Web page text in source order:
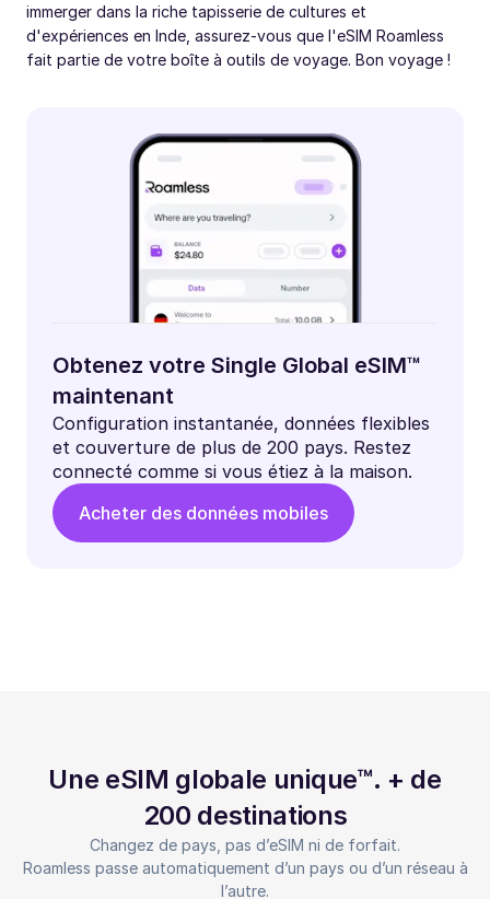
immerger dans la riche tapisserie de cultures et
d'expériences en Inde, assurez-vous que l'eSIM Roamless
fait partie de votre boîte à outils de voyage. Bon voyage !
Obtenez votre Single Global eSIM™
maintenant
Configuration instantanée, données flexibles
et couverture de plus de 200 pays. Restez
connecté comme si vous étiez à la maison.
Acheter des données mobiles
Une eSIM globale unique™. + de
200 destinations
Changez de pays, pas d’eSIM ni de forfait.
Roamless passe automatiquement d’un pays ou d’un réseau à
l’autre.